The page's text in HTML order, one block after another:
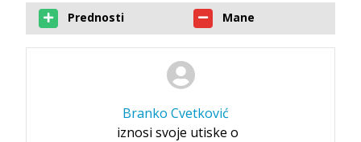
Prednosti Mane
Branko Cvetković
iznosi svoje utiske o